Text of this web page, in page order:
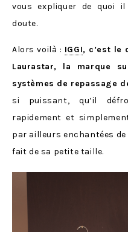
vous expliquer de quoi il
doute.
Alors voilà : IGGI, c’est le
Laurastar, la marque
systèmes de repassage
si puissant, qu’il
rapidement et
par ailleurs enchantées
fait de sa petite taille.